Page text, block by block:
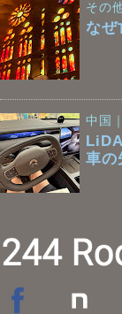
その
なぜ
中国
車の